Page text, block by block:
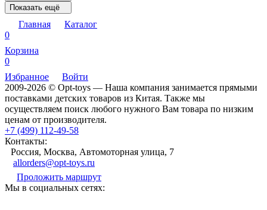
Показать ещё
Главная
Каталог
0
Корзина
0
Избранное
Войти
2009-2026 © Opt-toys — Наша компания занимается прямыми
поставками детских товаров из Китая. Также мы
осуществляем поиск любого нужного Вам товара по низким
ценам от производителя.
+7 (499) 112-49-58
Контакты:
Россия, Москва, Автомоторная улица, 7
allorders@opt-toys.ru
Проложить маршрут
Мы в социальных сетях: